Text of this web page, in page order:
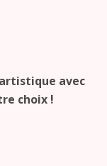
avec
choix !